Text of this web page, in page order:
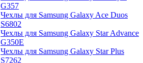
G357
Чехлы для Samsung Galaxy Ace Duos
S6802
Чехлы для Samsung Galaxy Star Advance
G350E
Чехлы для Samsung Galaxy Star Plus
S7262